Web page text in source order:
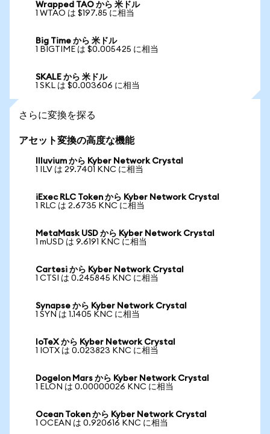
Wrapped TAO から 米ドル
1 WTAO は $197.85 に相当
Big Time から 米ドル
1 BIGTIME は $0.005425 に相当
SKALE から 米ドル
1 SKL は $0.003606 に相当
さらに変換を探る
アセット変換の高度な機能
Illuvium から Kyber Network Crystal
1 ILV は 29.7401 KNC に相当
iExec RLC Token から Kyber Network Crystal
1 RLC は 2.6735 KNC に相当
MetaMask USD から Kyber Network Crystal
1 mUSD は 9.6191 KNC に相当
Cartesi から Kyber Network Crystal
1 CTSI は 0.245845 KNC に相当
Synapse から Kyber Network Crystal
1 SYN は 1.1405 KNC に相当
IoTeX から Kyber Network Crystal
1 IOTX は 0.023823 KNC に相当
Dogelon Mars から Kyber Network Crystal
1 ELON は 0.00000026 KNC に相当
Ocean Token から Kyber Network Crystal
1 OCEAN は 0.920616 KNC に相当